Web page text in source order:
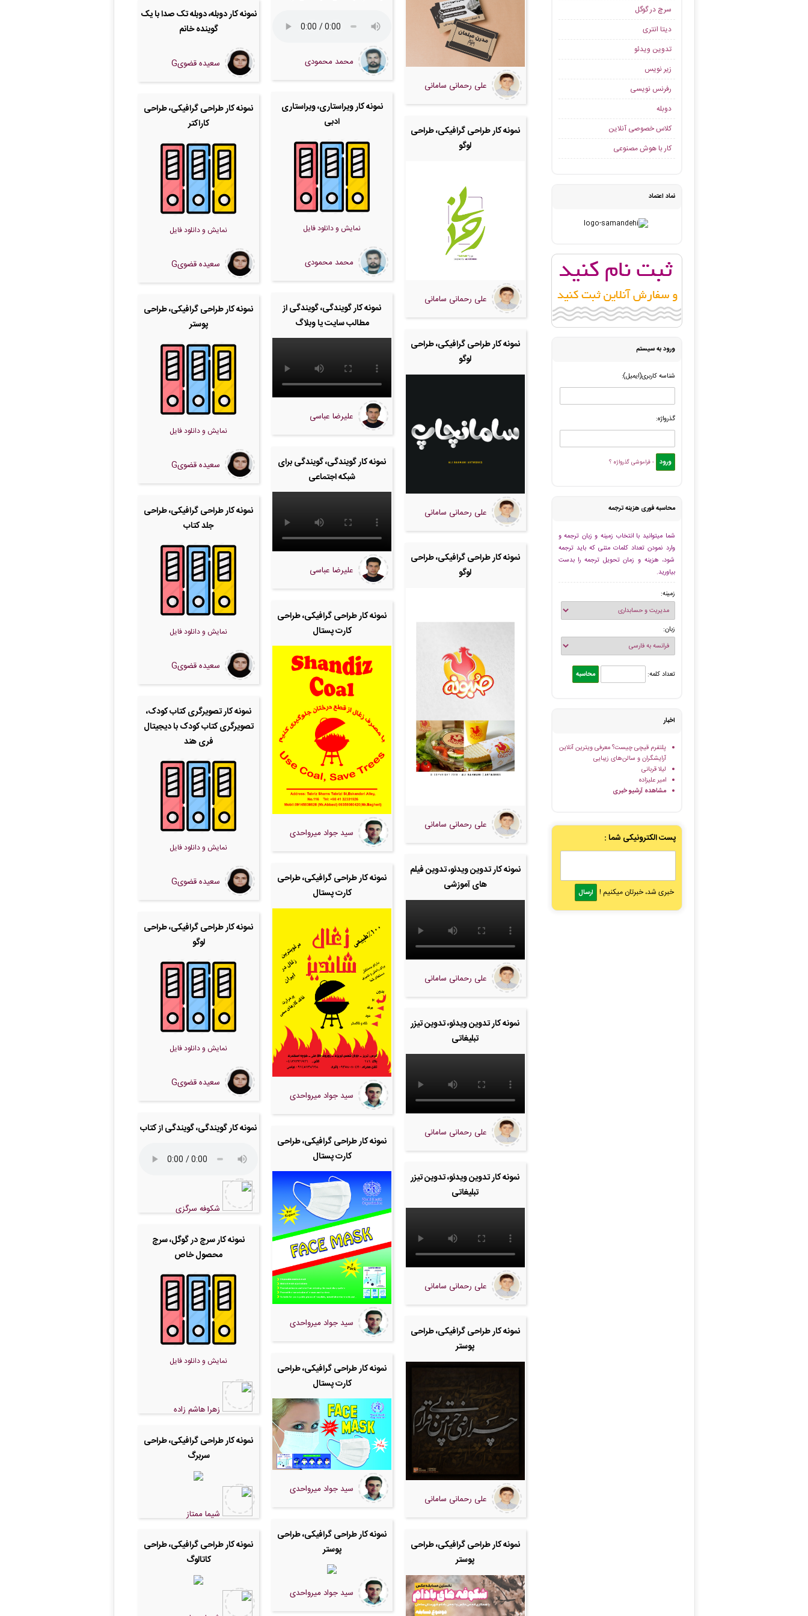
سرچ در گوگل
دیتا انتری
تدوین ویدئو
زیر نویس
رفرنس نویسی
دوبله
کلاس خصوصی آنلاین
کار با هوش مصنوعی
نماد اعتماد
ورود به سیستم
شناسه کاربری(ایمیل):
گذرواژه:
- فراموشی گذرواژه ؟
محاسبه فوری هزینه ترجمه
شما میتوانید با انتخاب زمینه و زبان ترجمه و
وارد نمودن تعداد کلمات متنی که باید ترجمه
شود، هزینه و زمان تحویل ترجمه را بدست
بیاورید.
زمینه:
زبان:
تعداد کلمه:
اخبار
پلتفرم قیچی چیست؟ معرفی ویترین آنلاین
آرایشگران و سالن‌های زیبایی
لیلا قربانی
امیر علیزاده
مشاهده آرشیو خبری
پست الکترونیکی شما :
خبری شد، خبرتان میکنیم !
علی رحمانی سامانی
نمونه کار طراحی گرافیکی، طراحی
لوگو
علی رحمانی سامانی
نمونه کار طراحی گرافیکی، طراحی
لوگو
علی رحمانی سامانی
نمونه کار طراحی گرافیکی، طراحی
لوگو
علی رحمانی سامانی
نمونه کار تدوین ویدئو، تدوین فیلم
های آموزشی
علی رحمانی سامانی
نمونه کار تدوین ویدئو، تدوین تیزر
تبلیغاتی
علی رحمانی سامانی
نمونه کار تدوین ویدئو، تدوین تیزر
تبلیغاتی
علی رحمانی سامانی
نمونه کار طراحی گرافیکی، طراحی
پوستر
علی رحمانی سامانی
نمونه کار طراحی گرافیکی، طراحی
پوستر
محمد محمودی
نمونه کار ویراستاری، ویراستاری
ادبی
نمایش و دانلود فایل
محمد محمودی
نمونه کار گویندگی، گویندگی از
مطالب سایت یا وبلاگ
علیرضا عباسی
نمونه کار گویندگی، گویندگی برای
شبکه اجتماعی
علیرضا عباسی
نمونه کار طراحی گرافیکی، طراحی
کارت پستال
سید جواد میرواحدی
نمونه کار طراحی گرافیکی، طراحی
کارت پستال
سید جواد میرواحدی
نمونه کار طراحی گرافیکی، طراحی
کارت پستال
سید جواد میرواحدی
نمونه کار طراحی گرافیکی، طراحی
کارت پستال
سید جواد میرواحدی
نمونه کار طراحی گرافیکی، طراحی
پوستر
سید جواد میرواحدی
نمونه کار دوبله، دوبله تک صدا با یک
گوینده خانم
سعیده قضویG
نمونه کار طراحی گرافیکی، طراحی
کاراکتر
نمایش و دانلود فایل
سعیده قضویG
نمونه کار طراحی گرافیکی، طراحی
پوستر
نمایش و دانلود فایل
سعیده قضویG
نمونه کار طراحی گرافیکی، طراحی
جلد کتاب
نمایش و دانلود فایل
سعیده قضویG
نمونه کار تصویرگری کتاب کودک،
تصویرگری کتاب کودک با دیجیتال
فری هند
نمایش و دانلود فایل
سعیده قضویG
نمونه کار طراحی گرافیکی، طراحی
لوگو
نمایش و دانلود فایل
سعیده قضویG
نمونه کار گویندگی، گویندگی از کتاب
شکوفه سرگزی
نمونه کار سرچ در گوگل، سرچ
محصول خاص
نمایش و دانلود فایل
زهرا هاشم زاده
نمونه کار طراحی گرافیکی، طراحی
سربرگ
شیما ممتاز
نمونه کار طراحی گرافیکی، طراحی
کاتالوگ